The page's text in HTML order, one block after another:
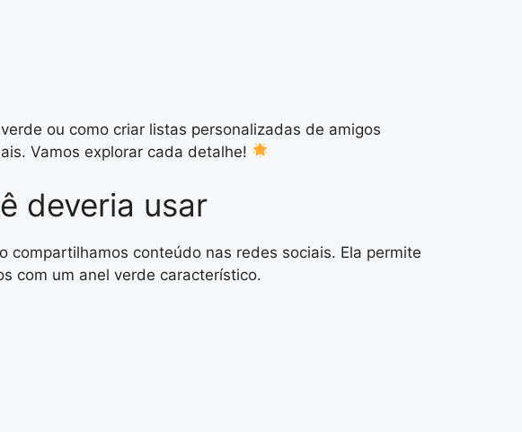
ou como criar listas personalizadas de amigos
Vamos explorar cada detalhe!
deveria usar
compartilhamos conteúdo nas redes sociais. Ela permite
com um anel verde característico.